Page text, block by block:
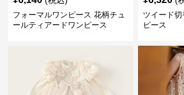
フォーマルワンピース 花柄チュ
ールティアードワンピース
ツイード
ピース